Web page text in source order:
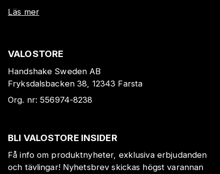
Läs mer
VALOSTORE
Handshake Sweden AB
Fryksdalsbacken 38, 12343 Farsta
Org. nr: 556974-8238
BLI VALOSTORE INSIDER
Få info om produktnyheter, exklusiva erbjudanden
och tävlingar! Nyhetsbrev skickas högst varannan